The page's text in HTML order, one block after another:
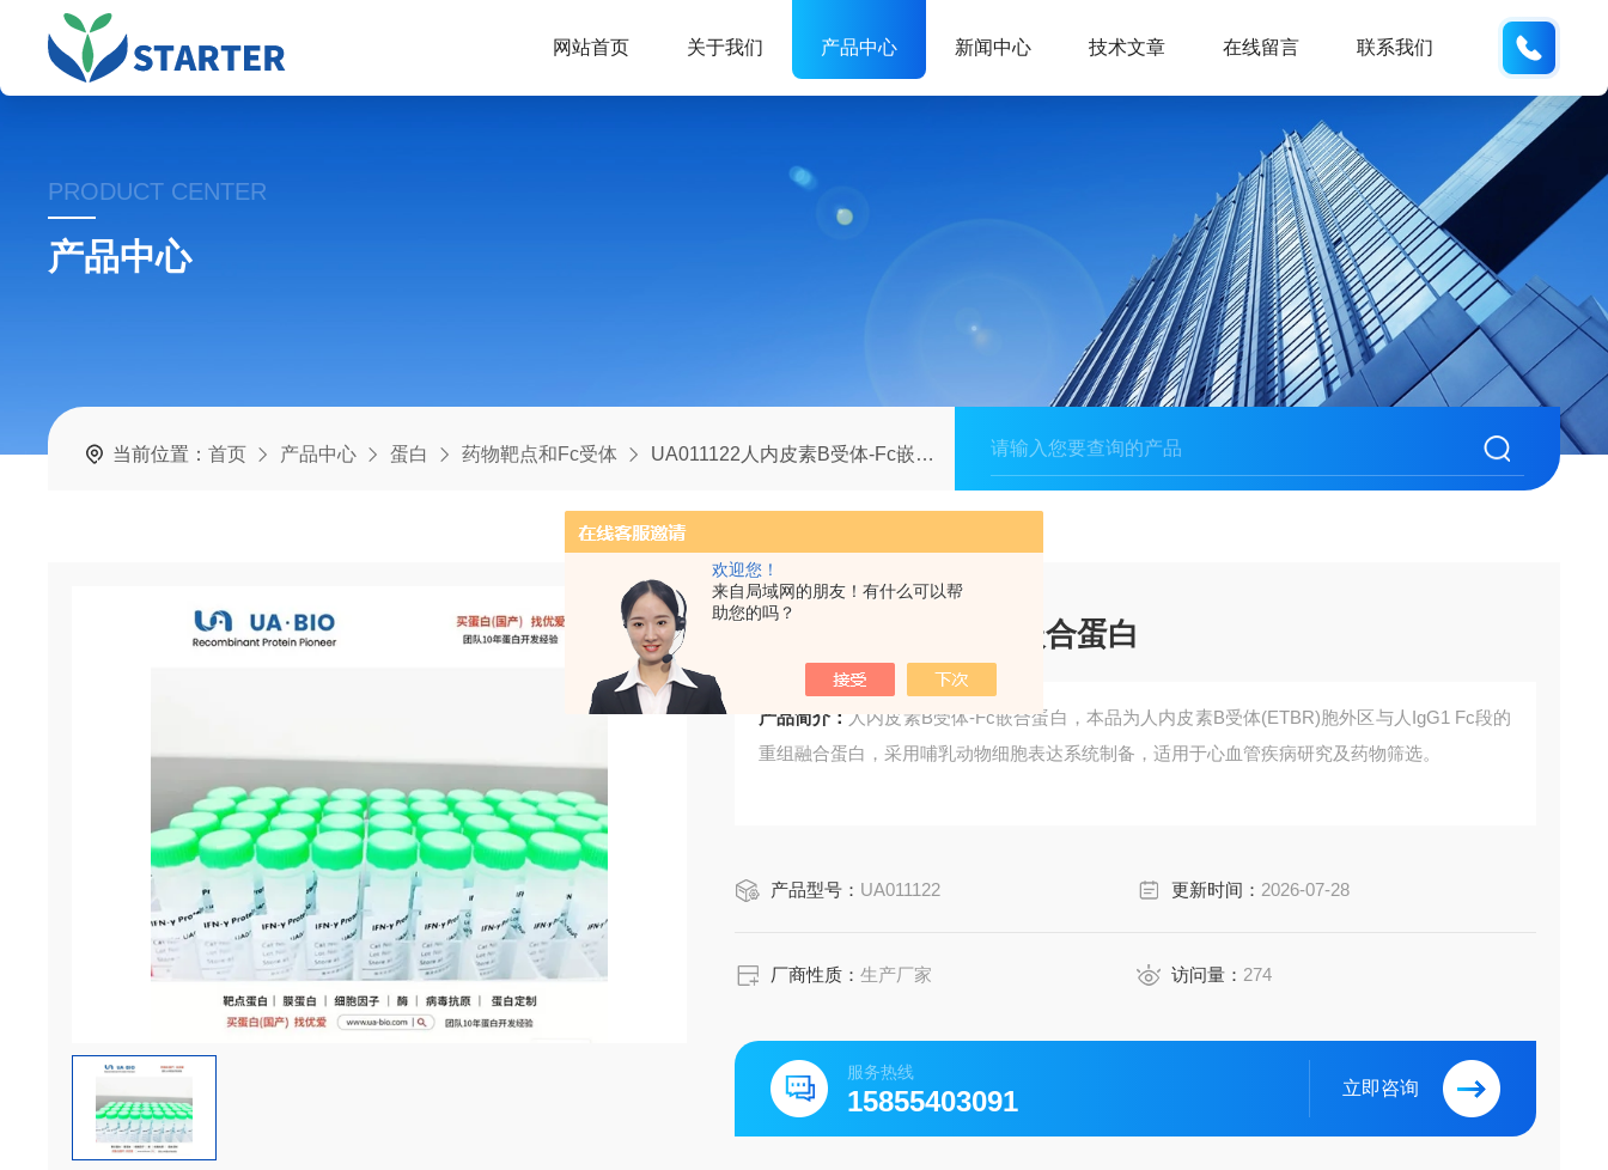
欢迎您！
来自局域网的朋友！有什么可以帮
助您的吗？
网站首页 关于我们 产品中心 新闻中心 技术文章 在线留言 联系我们
PRODUCT CENTER
产品中心
当前位置：首页 产品中心 蛋白 药物靶点和Fc受体 UA011122人内皮素B受体-Fc嵌合蛋白
人内皮素B受体-Fc嵌合蛋白
产品简介： 人内皮素B受体-Fc嵌合蛋白，本品为人内皮素B受体(ETBR)胞外区与人IgG1 Fc段的
重组融合蛋白，采用哺乳动物细胞表达系统制备，适用于心血管疾病研究及药物筛选。
产品型号： UA011122 更新时间： 2026-07-28
厂商性质：生产厂家 访问量： 274
服务热线
15855403091 立即咨询